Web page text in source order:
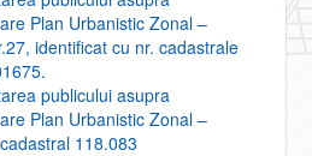
Plan Urbanistic Zonal –
identificat cu nr. cadastrale
publicului asupra
Plan Urbanistic Zonal –
118.083